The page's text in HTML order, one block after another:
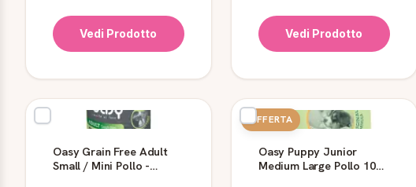
Vedi Prodotto Vedi Prodotto
Oasy Grain Free Adult
Small / Mini Pollo -
OFFERTA
Oasy Puppy Junior
Medium Large Pollo 10